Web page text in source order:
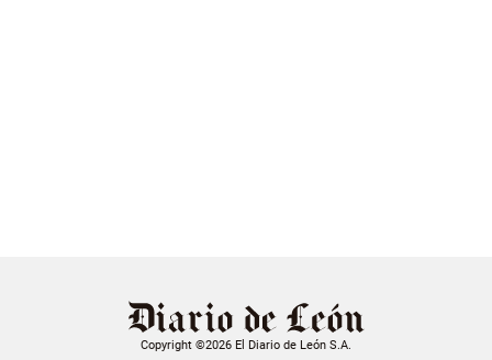
Copyright ©2026 El Diario de León S.A.